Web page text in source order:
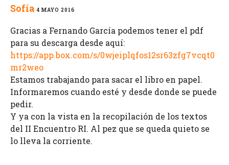
Sofía 4 MAYO 2016
Gracias a Fernando García podemos tener el pdf
para su descarga desde aquí:
https://app.box.com/s/0wjeiplqfos12sr63zfg7vcqt0
mr2weo
Estamos trabajando para sacar el libro en papel.
Informaremos cuando esté y desde donde se puede
pedir.
Y ya con la vista en la recopilación de los textos
del II Encuentro RI. Al pez que se queda quieto se
lo lleva la corriente.